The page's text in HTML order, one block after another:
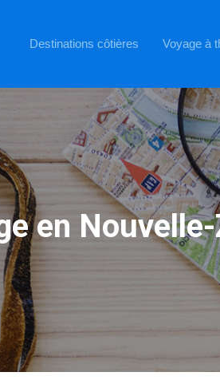
Destinations côtières Voyage à
en